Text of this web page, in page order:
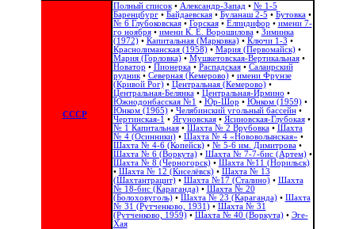
СССР
Полный список• Александр-Запад • № 1-5
Баренцбург• Байдаевская• Буланаш 2-5 • Бутовка•
№ 6 Глубоковская• Горская• Елпидифор • имени 7-
го ноября• имени К. Е. Ворошилова• Зиминка
(1972)• Капитальная (Марковка)• Ключи 1-3 •
Краснолиманская (1958)• Мария (Первомайск)•
Мария (Горловка)• Мушкетовская-Вертикальная•
Новатор • Пионерка• Распадская• Салаирский
рудник• Северная (Кемерово)• имени Фрунзе
(Кривой Рог)• Центральная (Кемерово)•
Центральная-Белянка• Центральная-Ирмино •
Южнодонбасская №1 • Юр-Шор • Юнком (1959)•
Юнком (1965)• Челябинский угольный бассейн•
Чертинская-1 • Ягуновская• Ясиновская-Глубокая•
№ 1 Капитальная• Шахта № 2 Врубовка• Шахта
№ 4 (Осинники)• Шахта № 4 «Нововолынская» •
Шахта № 4-6 (Копейск)• № 5-6 им. Димитрова•
Шахта № 6 (Воркута)• Шахта № 7-7-бис (Артем)•
Шахта № 8 (Черногорск)• Шахта №11 (Норильск)
• Шахта № 12 (Киселёвск)• Шахта № 13
(Шахтантрацит)• Шахта №17 (Сталино)• Шахта
№ 18-бис (Караганда)• Шахта № 20
(Болоховуголь)‎• Шахта № 23 (Караганда)• Шахта
№ 31 (Рутченково, 1931)• Шахта № 31
(Рутченково, 1959)• Шахта № 40 (Воркута)• Эге-
Хая